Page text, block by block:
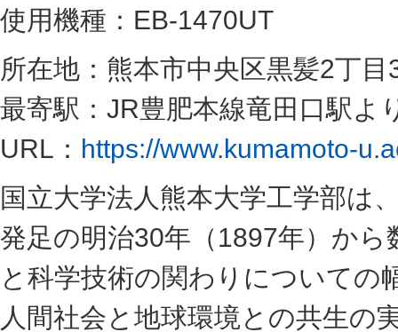
使用機種：EB-1470UT
所在地：熊本市中央区黒髪2丁目
最寄駅：JR豊肥本線竜田口駅よ
URL： https://www.kumamoto-
国立大学法人熊本大学工学部は
発足の明治30年（1897年）か
と科学技術の関わりについての
人間社会と地球環境との共生の